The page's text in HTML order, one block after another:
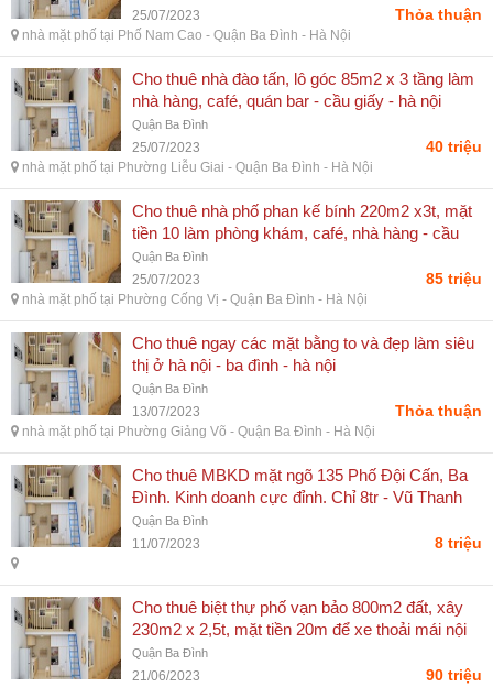
25/07/2023 Thỏa thuận
nhà mặt phố tại Phố Nam Cao - Quận Ba Đình - Hà Nội
Cho thuê nhà đào tấn, lô góc 85m2 x 3 tầng làm
nhà hàng, café, quán bar - cầu giấy - hà nội
Quận Ba Đình
25/07/2023 40 triệu
nhà mặt phố tại Phường Liễu Giai - Quận Ba Đình - Hà Nội
Cho thuê nhà phố phan kế bính 220m2 x3t, mặt
tiền 10 làm phòng khám, café, nhà hàng - cầu
giấy - hà nội
Quận Ba Đình
25/07/2023 85 triệu
nhà mặt phố tại Phường Cống Vị - Quận Ba Đình - Hà Nội
Cho thuê ngay các mặt bằng to và đẹp làm siêu
thị ở hà nội - ba đình - hà nội
Quận Ba Đình
13/07/2023 Thỏa thuận
nhà mặt phố tại Phường Giảng Võ - Quận Ba Đình - Hà Nội
Cho thuê MBKD mặt ngõ 135 Phố Đội Cấn, Ba
Đình. Kinh doanh cực đỉnh. Chỉ 8tr - Vũ Thanh
Sơn
Quận Ba Đình
11/07/2023 8 triệu
Cho thuê biệt thự phố vạn bảo 800m2 đất, xây
230m2 x 2,5t, mặt tiền 20m để xe thoải mái nội
khu(ảnh) - 167 cầu giấy, cầu giấy, hà nội
Quận Ba Đình
21/06/2023 90 triệu